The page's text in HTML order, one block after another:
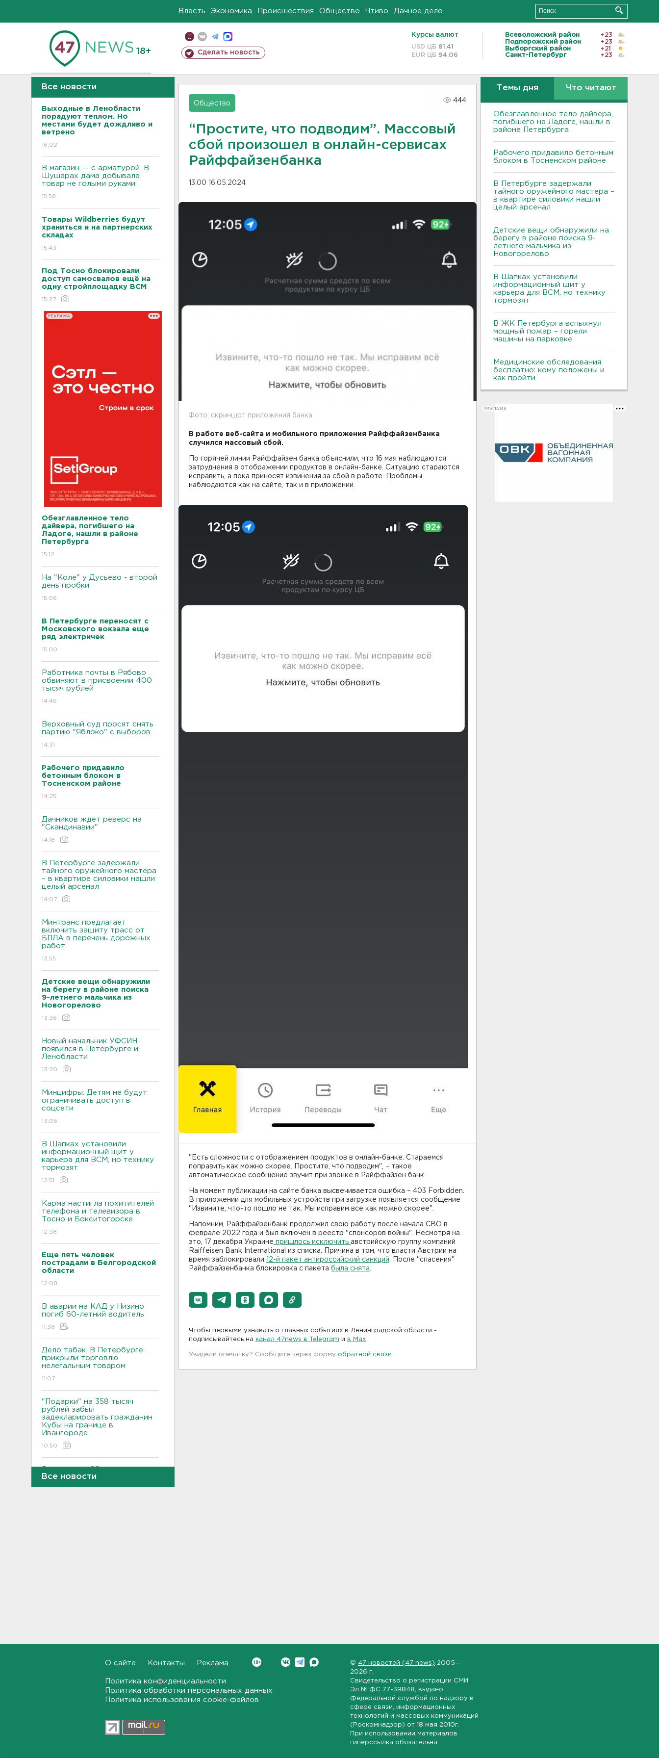
Власть Экономика Происшествия Общество Чтиво Дачное дело
18+ Сделать новость
Курсы валют
USD ЦБ 81.41
EUR ЦБ 94.06
Всеволожский район
+23
Подпорожский район
+23
Выборгский район
+21
Санкт-Петербург
+23
Все новости
Выходные в Ленобласти
порадуют теплом. Но
местами будет дождливо и
ветрено
16:02
В магазин — с арматурой. В
Шушарах дама добывала
товар не голыми руками
15:58
Товары Wildberries будут
храниться и на партнерских
складах
15:43
Под Тосно блокировали
доступ самосвалов ещё на
одну стройплощадку ВСМ
15:27
РЕКЛАМА
Обезглавленное тело
дайвера, погибшего на
Ладоге, нашли в районе
Петербурга
15:12
На "Коле" у Дусьево - второй
день пробки
15:06
В Петербурге переносят с
Московского вокзала еще
ряд электричек
15:00
Работника почты в Рябово
обвиняют в присвоении 400
тысяч рублей
14:46
Верховный суд просят снять
партию "Яблоко" с выборов
14:31
Рабочего придавило
бетонным блоком в
Тосненском районе
14:25
Дачников ждет реверс на
"Скандинавии"
14:18
В Петербурге задержали
тайного оружейного мастера
– в квартире силовики нашли
целый арсенал
14:07
Минтранс предлагает
включить защиту трасс от
БПЛА в перечень дорожных
работ
13:55
Детские вещи обнаружили
на берегу в районе поиска
9-летнего мальчика из
Новогорелово
13:36
Новый начальник УФСИН
появился в Петербурге и
Ленобласти
13:20
Минцифры: Детям не будут
ограничивать доступ в
соцсети
13:06
В Шапках установили
информационный щит у
карьера для ВСМ, но технику
тормозят
12:51
Карма настигла похитителей
телефона и телевизора в
Тосно и Бокситогорске
12:38
Еще пять человек
пострадали в Белгородской
области
12:08
В аварии на КАД у Низино
погиб 60-летний водитель
11:38
Дело табак. В Петербурге
прикрыли торговлю
нелегальным товаром
11:07
"Подарки" на 358 тысяч
рублей забыл
задекларировать гражданин
Кубы на границе в
Ивангороде
10:50
Задержаны 20 сотрудников
пунктов обмена
Пожар на объекте
Wildberries в Свердловской
Все новости
Общество
444
“Простите, что подводим”. Массовый
сбой произошел в онлайн-сервисах
Райффайзенбанка
13:00 16.05.2024
Фото: скриншот приложения банка
В работе веб-сайта и мобильного приложения Райффайзенбанка
случился массовый сбой.
По горячей линии Райффайзен банка объяснили, что 16 мая наблюдаются
затруднения в отображении продуктов в онлайн-банке. Ситуацию стараются
исправить, а пока приносят извинения за сбой в работе. Проблемы
наблюдаются как на сайте, так и в приложении.
"Есть сложности с отображением продуктов в онлайн-банке. Стараемся
поправить как можно скорее. Простите, что подводим", – такое
автоматическое сообщение звучит при звонке в Райффайзен банк.
На момент публикации на сайте банка высвечивается ошибка – 403 Forbidden.
В приложении для мобильных устройств при загрузке появляется сообщение
"Извините, что-то пошло не так. Мы исправим все как можно скорее".
Напомним, Райффайзенбанк продолжил свою работу после начала СВО в
феврале 2022 года и был включен в реестр "спонсоров войны". Несмотря на
это, 17 декабря Украине пришлось исключить австрийскую группу компаний
Raiffeisen Bank International из списка. Причина в том, что власти Австрии на
время заблокировали
12-й пакет антироссийский санкций . После "спасения"
Райффайзенбанка блокировка с пакета была снята
Чтобы первыми узнавать о главных событиях в Ленинградской области -
подписывайтесь на канал 47news в Telegram и в Maх
Увидели опечатку? Сообщите через форму обратной связи
Темы дня Что читают
Обезглавленное тело дайвера,
погибшего на Ладоге, нашли в
районе Петербурга
Рабочего придавило бетонным
блоком в Тосненском районе
В Петербурге задержали
тайного оружейного мастера –
в квартире силовики нашли
целый арсенал
Детские вещи обнаружили на
берегу в районе поиска 9-
летнего мальчика из
Новогорелово
В Шапках установили
информационный щит у
карьера для ВСМ, но технику
тормозят
В ЖК Петербурга вспыхнул
мощный пожар – горели
машины на парковке
Медицинские обследования
бесплатно: кому положены и
как пройти
РЕКЛАМА
О сайте Контакты Реклама
Политика конфиденциальности
Политика обработки персональных данных
Политика использования cookie-файлов
© 47 новостей (47 news) 2005—
2026 г.
Свидетельство о регистрации СМИ
Эл № ФС 77-39848 , выдано
Федеральной службой по надзору в
сфере связи, информационных
технологий и массовых коммуникаций
(Роскомнадзор) от 18 мая 2010г.
При использовании материалов
гиперссылка обязательна.